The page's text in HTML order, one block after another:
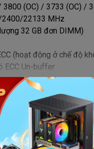
(OC) / 3733 (OC) /
22133 MHz
32 GB đơn DIMM)
(hoạt động ở chế độ
ECC Un-buffer
thêm